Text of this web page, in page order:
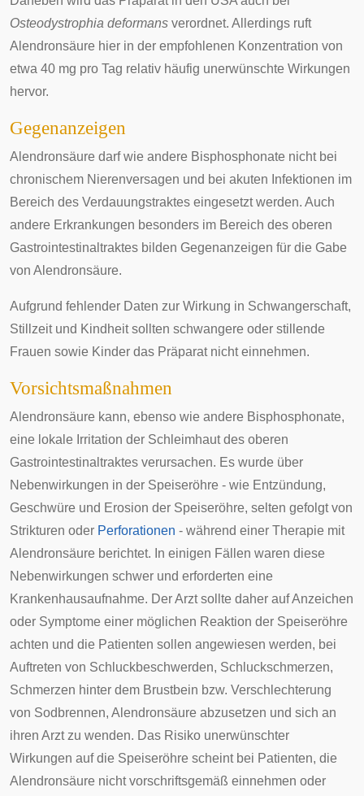
Osteodystrophia deformans verordnet. Allerdings ruft
Alendronsäure hier in der empfohlenen Konzentration von
etwa 40 mg pro Tag relativ häufig unerwünschte Wirkungen
hervor.
Gegenanzeigen
Alendronsäure darf wie andere Bisphosphonate nicht bei
chronischem Nierenversagen und bei akuten Infektionen im
Bereich des Verdauungstraktes eingesetzt werden. Auch
andere Erkrankungen besonders im Bereich des oberen
Gastrointestinaltraktes bilden Gegenanzeigen für die Gabe
von Alendronsäure.
Aufgrund fehlender Daten zur Wirkung in Schwangerschaft,
Stillzeit und Kindheit sollten schwangere oder stillende
Frauen sowie Kinder das Präparat nicht einnehmen.
Vorsichtsmaßnahmen
Alendronsäure kann, ebenso wie andere Bisphosphonate,
eine lokale Irritation der Schleimhaut des oberen
Gastrointestinaltraktes verursachen. Es wurde über
Nebenwirkungen in der Speiseröhre - wie Entzündung,
Geschwüre und Erosion der Speiseröhre, selten gefolgt von
Strikturen oder Perforationen - während einer Therapie mit
Alendronsäure berichtet. In einigen Fällen waren diese
Nebenwirkungen schwer und erforderten eine
Krankenhausaufnahme. Der Arzt sollte daher auf Anzeichen
oder Symptome einer möglichen Reaktion der Speiseröhre
achten und die Patienten sollen angewiesen werden, bei
Auftreten von Schluckbeschwerden, Schluckschmerzen,
Schmerzen hinter dem Brustbein bzw. Verschlechterung
von Sodbrennen, Alendronsäure abzusetzen und sich an
ihren Arzt zu wenden. Das Risiko unerwünschter
Wirkungen auf die Speiseröhre scheint bei Patienten, die
Alendronsäure nicht vorschriftsgemäß einnehmen oder